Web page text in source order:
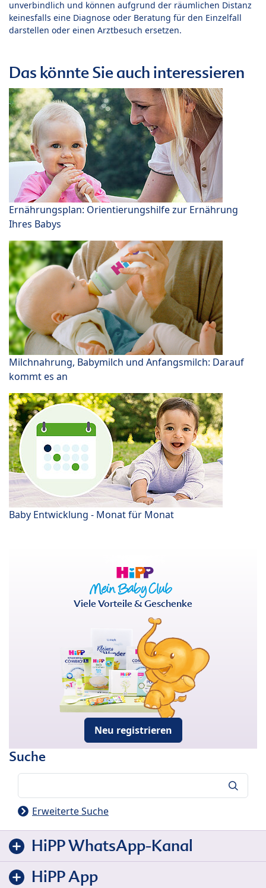
unverbindlich und können aufgrund der räumlichen Distanz
keinesfalls eine Diagnose oder Beratung für den Einzelfall
darstellen oder einen Arztbesuch ersetzen.
Das könnte Sie auch interessieren
Ernährungsplan: Orientierungshilfe zur Ernährung
Ihres Babys
Milchnahrung, Babymilch und Anfangsmilch: Darauf
kommt es an
Baby Entwicklung - Monat für Monat
Viele Vorteile & Geschenke
Neu registrieren
Suche
Erweiterte Suche
HiPP WhatsApp-Kanal
HiPP App